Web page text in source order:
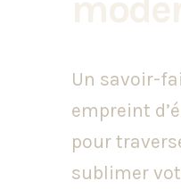
Un savoir-
empreint
pour
sublimer